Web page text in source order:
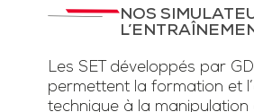
NOS
Les SET développés par
permettent la formation et
technique à la manipulation